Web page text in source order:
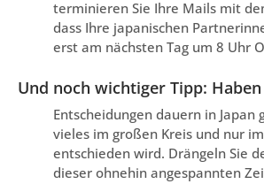
terminieren Sie Ihre Mails mit
dass Ihre japanischen
erst am nächsten Tag um 8 Uhr
Und noch wichtiger Tipp: Haben
Entscheidungen dauern in Japan
vieles im großen Kreis und nur
entschieden wird. Drängeln Sie
dieser ohnehin angespannten